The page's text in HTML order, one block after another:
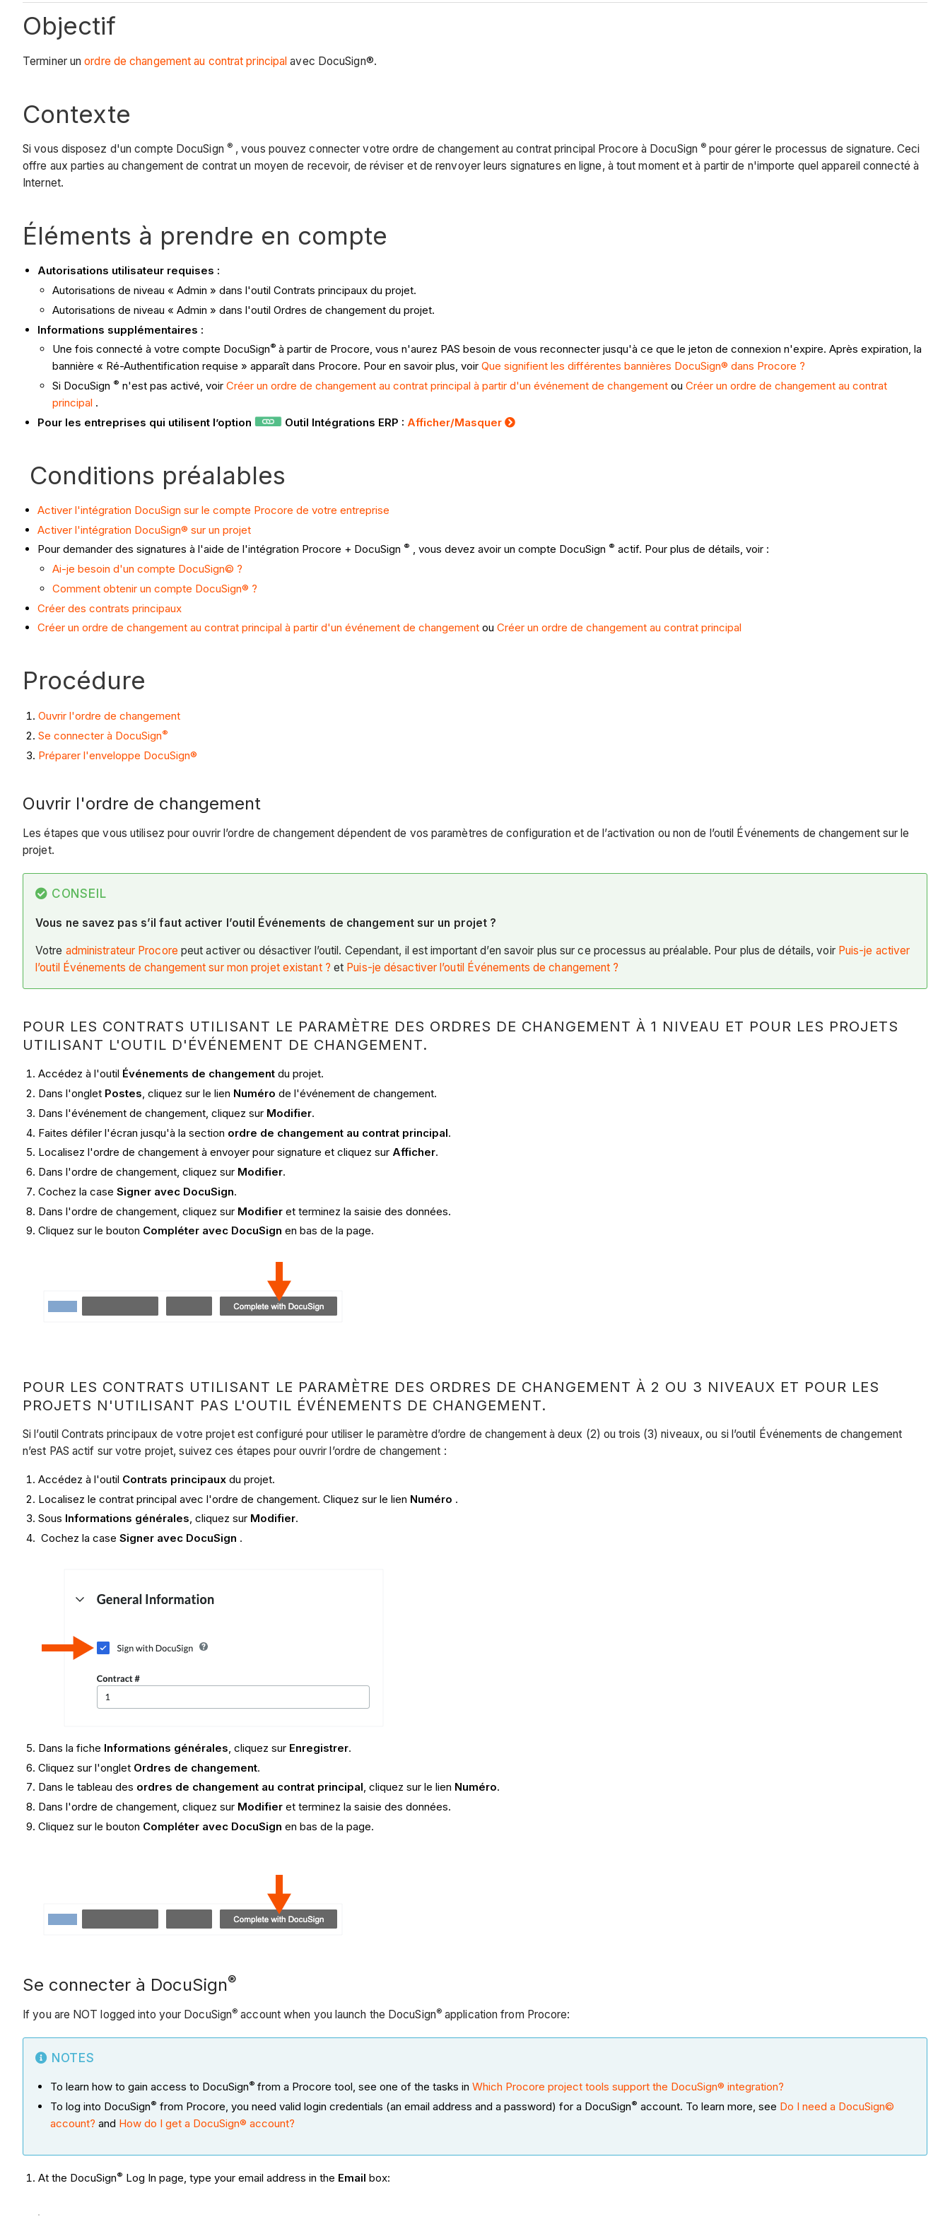
Objectif
Terminer unordre de changement au contrat principal avec DocuSign®.
Contexte
Si vous disposez d'un compte DocuSign ®, vous pouvez connecter votre ordre de changement au contrat principal Procore à DocuSign ® pour gérer le processus de signature. Ceci
offre aux parties au changement de contrat un moyen de recevoir, de réviser et de renvoyer leurs signatures en ligne, à tout moment et à partir de n'importe quel appareil connecté à
Internet.
Éléments à prendre en compte
Autorisations utilisateur requises :
Autorisations de niveau « Admin » dans l'outil Contrats principaux du projet.
Autorisations de niveau « Admin » dans l'outil Ordres de changement du projet.
Informations supplémentaires :
Une fois connecté à votre compte DocuSign® à partir de Procore, vous n'aurez PAS besoin de vous reconnecter jusqu'à ce que le jeton de connexion n'expire. Après expiration, la
bannière « Ré-Authentification requise » apparaît dans Procore. Pour en savoir plus, voir Que signifient les différentes bannières DocuSign® dans Procore ?
Si DocuSign ® n'est pas activé, voir Créer un ordre de changement au contrat principal à partir d'un événement de changement ou Créer un ordre de changement au contrat
principal .
Pour les entreprises qui utilisent l’option
Outil Intégrations ERP : Afficher/Masquer
Conditions préalables
Activer l'intégration DocuSign sur le compte Procore de votre entreprise
Activer l'intégration DocuSign® sur un projet
Pour demander des signatures à l'aide de l'intégration Procore + DocuSign ® , vous devez avoir un compte DocuSign ® actif. Pour plus de détails, voir :
Ai-je besoin d'un compte DocuSign© ?
Comment obtenir un compte DocuSign® ?
Créer des contrats principaux
Créer un ordre de changement au contrat principal à partir d'un événement de changement ou Créer un ordre de changement au contrat principal
Procédure
Ouvrir l'ordre de changement
Se connecter à DocuSign®
Préparer l'enveloppe DocuSign®
Ouvrir l'ordre de changement
Les étapes que vous utilisez pour ouvrir l’ordre de changement dépendent de vos paramètres de configuration et de l’activation ou non de l’outil Événements de changement sur le
projet.
CONSEIL
Vous ne savez pas s’il faut activer l’outil Événements de changement sur un projet ?
Votre administrateur Procore peut activer ou désactiver l’outil. Cependant, il est important d’en savoir plus sur ce processus au préalable. Pour plus de détails, voir Puis-je activer
l’outil Événements de changement sur mon projet existant ? et Puis-je désactiver l’outil Événements de changement ?
POUR LES CONTRATS UTILISANT LE PARAMÈTRE DES ORDRES DE CHANGEMENT À 1 NIVEAU ET POUR LES PROJETS
UTILISANT L'OUTIL D'ÉVÉNEMENT DE CHANGEMENT.
Accédez à l'outil Événements de changement du projet.
Dans l'onglet Postes, cliquez sur le lien Numéro de l'événement de changement.
Dans l'événement de changement, cliquez sur Modifier.
Faites défiler l'écran jusqu'à la section ordre de changement au contrat principal.
Localisez l'ordre de changement à envoyer pour signature et cliquez sur Afficher.
Dans l'ordre de changement, cliquez sur Modifier.
Cochez la caseSigner avec DocuSign.
Dans l'ordre de changement, cliquez sur Modifier et terminez la saisie des données.
Cliquez sur le bouton Compléter avec DocuSign en bas de la page.
POUR LES CONTRATS UTILISANT LE PARAMÈTRE DES ORDRES DE CHANGEMENT À 2 OU 3 NIVEAUX ET POUR LES
PROJETS N'UTILISANT PAS L'OUTIL ÉVÉNEMENTS DE CHANGEMENT.
Si l’outil Contrats principaux de votre projet est configuré pour utiliser le paramètre d’ordre de changement à deux (2) ou trois (3) niveaux, ou si l’outil Événements de changement
n’est PAS actif sur votre projet, suivez ces étapes pour ouvrir l’ordre de changement :
Accédez à l'outil Contrats principaux du projet.
Localisez le contrat principal avec l'ordre de changement. Cliquez sur le lien Numéro .
Sous Informations générales, cliquez sur Modifier.
Cochez la caseSigner avec DocuSign .
Dans la fiche Informations générales, cliquez sur Enregistrer.
Cliquez sur l'onglet Ordres de changement.
Dans le tableau des ordres de changement au contrat principal, cliquez sur le lien Numéro.
Dans l'ordre de changement, cliquez sur Modifier et terminez la saisie des données.
Cliquez sur le bouton Compléter avec DocuSign en bas de la page.
Se connecter à DocuSign®
If you are NOT logged into your DocuSign® account when you launch the DocuSign®application from Procore:
NOTES
To learn how to gain access to DocuSign® from a Procore tool, see one of the tasks in Which Procore project tools support the DocuSign® integration?
To log into DocuSign® from Procore, you need valid login credentials (an email address and a password) for a DocuSign® account. To learn more, see Do I need a DocuSign©
account? and How do I get a DocuSign® account?
At the DocuSign® Log In page, type your email address in the Email box: